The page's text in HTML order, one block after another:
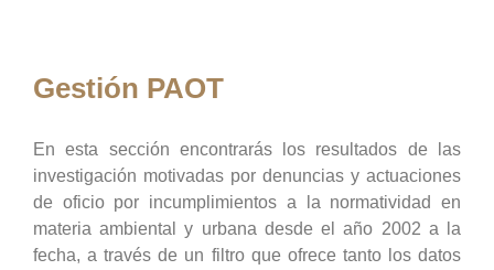
Gestión PAOT
En esta sección encontrarás los resultados de las
investigación motivadas por denuncias y actuaciones
de oficio por incumplimientos a la normatividad en
materia ambiental y urbana desde el año 2002 a la
fecha, a través de un filtro que ofrece tanto los datos